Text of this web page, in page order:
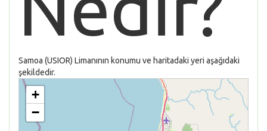
Samoa (USIOR) Limanının konumu ve haritadaki yeri aşağıdaki
şekildedir.
+
−